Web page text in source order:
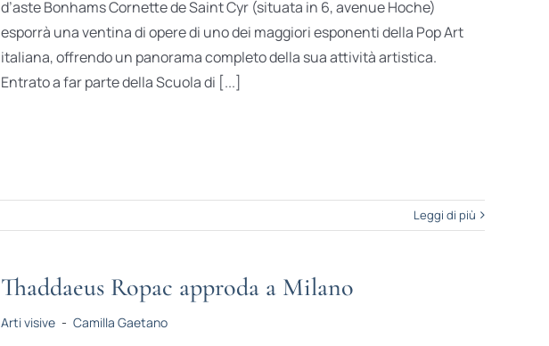
d’aste Bonhams Cornette de Saint Cyr (situata in 6, avenue Hoche)
esporrà una ventina di opere di uno dei maggiori esponenti della Pop Art
italiana, offrendo un panorama completo della sua attività artistica.
Entrato a far parte della Scuola di [...]
Leggi di più
Thaddaeus Ropac approda a Milano
Arti visive - Camilla Gaetano